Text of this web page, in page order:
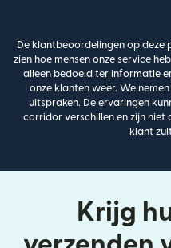
De klantbeoordelingen op deze
zien hoe mensen onze service
alleen bedoeld ter informatie
onze klanten weer. We
uitspraken. De ervaringen
corridor verschillen en zijn
klant
Krijg